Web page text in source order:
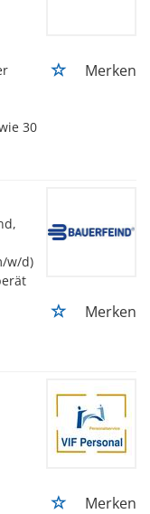
30
Merken
w/d)
Merken
Merken